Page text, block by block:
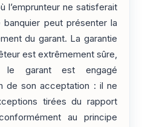
l’emprunteur ne satisferait
peut présenter la
du garant. La garantie
est extrêmement sûre,
garant est engagé
de son acceptation : il ne
tirées du rapport
au principe